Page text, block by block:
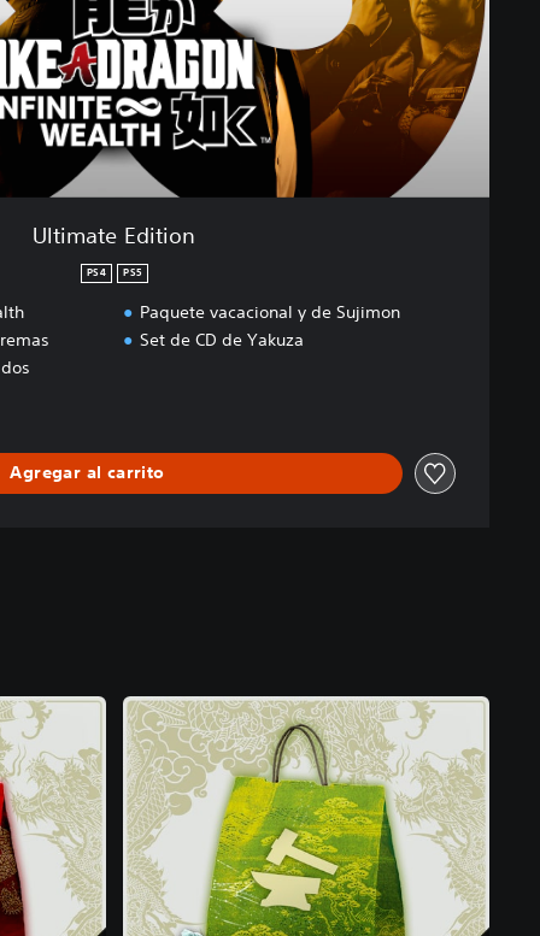
Ultimate Edition
PS4 PS5
Paquete vacacional y de Sujimon
Set de CD de Yakuza
Agregar al carrito